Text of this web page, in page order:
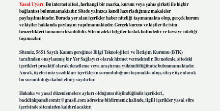
Yasal Uyarı:Bu internet sitesi, herhangi bir marka, kurum veya şahıs şirketi ile hiçbir
bağlantısı bulunmamaktadır. Sitede yalnızca kendi hazırladığımız makaleler
paylaşılmaktadır. Burada yer alan içerikler haber niteliği taşımamakta olup, gerçek kurum
ve kişiler hakkında paylaşım yapılmamaktadır. Gerçek kurum ve kişiler ile isim
benzerlikleri tamamen tesadüfidir. Sitemizdeki bilgiler taslak halindedir ve tavsiye niteliği
taşımazlar.
Sitemiz, 5651 Sayılı Kanun gereğince Bilgi Teknolojileri ve İletişim Kurumu (BTK)
tarafından onaylanmış bir Yer Sağlayıcı olarak hizmet vermektedir. Bu nedenle, sitedeki
içerikleri proaktif olarak denetleme veya araştırma yükümlülüğümüz bulunmamaktadır.
Ancak, üyelerimiz yazdıkları içeriklerin sorumluluğunu taşımakta olup, siteye üye olarak
bu sorumluluğu kabul etmiş sayılırlar.
Hukuka ve yasal düzenlemelere aykırı olduğunu düşündüğünüz içerikleri,
backlinkpanelicomtr@gmail.comadresine bildirmeniz halinde, ilgili içerikler yasal süre
içerisinde sitemizden kaldırılacaktır.